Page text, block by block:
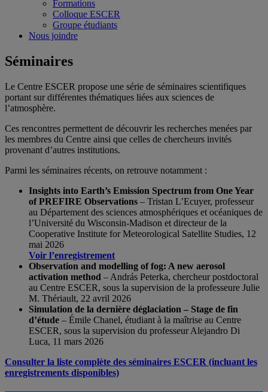
Formations
Colloque ESCER
Groupe étudiants
Nous joindre
Séminaires
Le Centre ESCER propose une série de séminaires scientifiques
portant sur différentes thématiques liées aux sciences de
l’atmosphère.
Ces rencontres permettent de découvrir les recherches menées par
les membres du Centre ainsi que celles de chercheurs invités
provenant d’autres institutions.
Parmi les séminaires récents, on retrouve notamment :
Insights into Earth’s Emission Spectrum from One Year
of PREFIRE Observations – Tristan L’Ecuyer, professeur
au Département des sciences atmosphériques et océaniques de
l’Université du Wisconsin-Madison et directeur de la
Cooperative Institute for Meteorological Satellite Studies, 12
mai 2026
Voir l’enregistrement
Observation and modelling of fog: A new aerosol
activation method – András Peterka, chercheur postdoctoral
au Centre ESCER, sous la supervision de la professeure Julie
M. Thériault, 22 avril 2026
Simulation de la dernière déglaciation – Stage de fin
d’étude – Émile Chanel, étudiant à la maîtrise au Centre
ESCER, sous la supervision du professeur Alejandro Di
Luca, 11 mars 2026
Consulter la liste complète des séminaires ESCER (incluant les
enregistrements disponibles)